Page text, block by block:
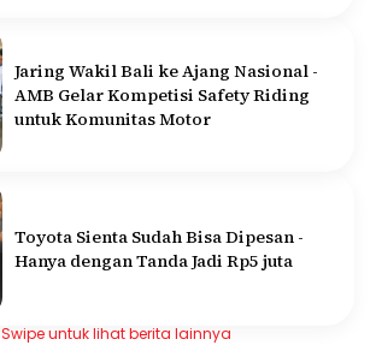
Jaring Wakil Bali ke Ajang Nasional -
AMB Gelar Kompetisi Safety Riding
untuk Komunitas Motor
Toyota Sienta Sudah Bisa Dipesan -
Hanya dengan Tanda Jadi Rp5 juta
Swipe untuk lihat berita lainnya